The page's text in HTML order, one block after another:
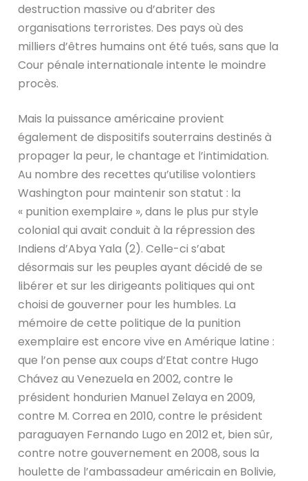
destruction massive ou d’abriter des
organisations terroristes. Des pays où des
milliers d’êtres humains ont été tués, sans que la
Cour pénale internationale intente le moindre
procès.
Mais la puissance américaine provient
également de dispositifs souterrains destinés à
propager la peur, le chantage et l’intimidation.
Au nombre des recettes qu’utilise volontiers
Washington pour maintenir son statut : la
« punition exemplaire », dans le plus pur style
colonial qui avait conduit à la répression des
Indiens d’Abya Yala (2). Celle-ci s’abat
désormais sur les peuples ayant décidé de se
libérer et sur les dirigeants politiques qui ont
choisi de gouverner pour les humbles. La
mémoire de cette politique de la punition
exemplaire est encore vive en Amérique latine :
que l’on pense aux coups d’Etat contre Hugo
Chávez au Venezuela en 2002, contre le
président hondurien Manuel Zelaya en 2009,
contre M. Correa en 2010, contre le président
paraguayen Fernando Lugo en 2012 et, bien sûr,
contre notre gouvernement en 2008, sous la
houlette de l’ambassadeur américain en Bolivie,